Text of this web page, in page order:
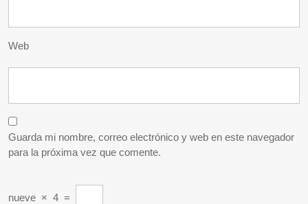
Web
Guarda mi nombre, correo electrónico y web en este navegador
para la próxima vez que comente.
nueve × 4 =